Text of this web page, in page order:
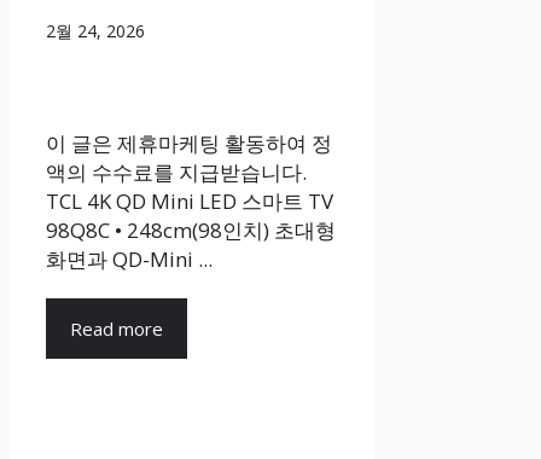
2월 24, 2026
이 글은 제휴마케팅 활동하여 정
액의 수수료를 지급받습니다.
TCL 4K QD Mini LED 스마트 TV
98Q8C • 248cm(98인치) 초대형
화면과 QD-Mini ...
Read more